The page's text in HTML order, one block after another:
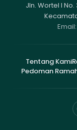
Jln. Wortel I
Email:
Tentang Kami
Pedoman